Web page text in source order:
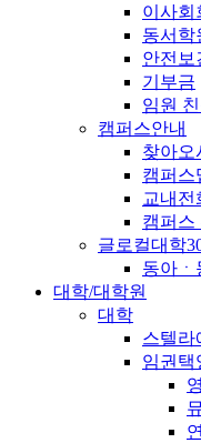
이사회
동서학
안전보
기부금
임원
캠퍼스안내
찾아오
캠퍼스
교내전
캠퍼스
글로컬대학
동아ㆍ
대학/대학원
대학
스텔라
임권택